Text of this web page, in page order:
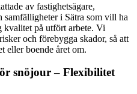
av fastighetsägare,
samfälligheter i Sätra som vill ha
kvalitet på utfört arbete. Vi
och förebygga skador, så att
eller boende året om.
snöjour – Flexibilitet